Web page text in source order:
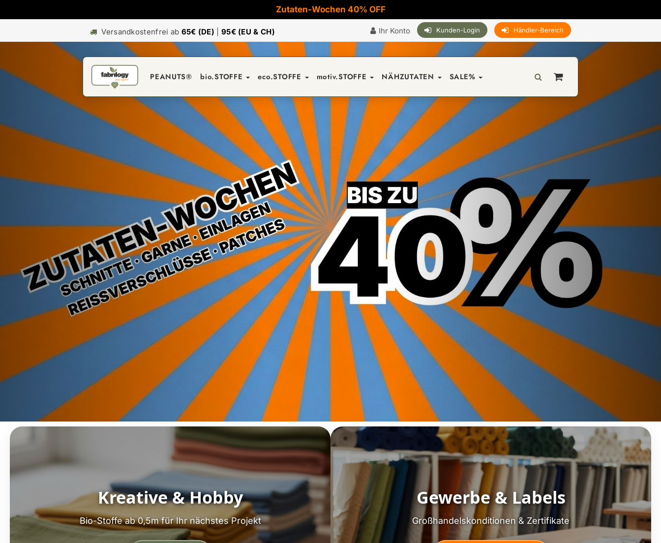
Zutaten-Wochen 40% OFF
Versandkostenfrei ab 65€ (DE) 95€ (EU & CH) Ihr Konto Kunden-Login Händler-Bereich
PEANUTS® bio.STOFFE eco.STOFFE motiv.STOFFE NÄHZUTATEN SALE%
Kreative & Hobby
Bio-Stoffe ab 0,5m für Ihr nächstes Projekt
Gewerbe & Labels
Großhandelskonditionen & Zertifikate